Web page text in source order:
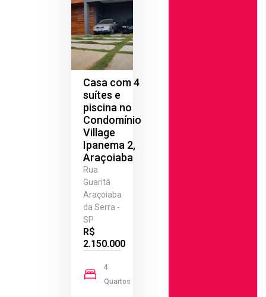
Casa com 4
suítes e
piscina no
Condomínio
Village
Ipanema 2,
Araçoiaba
Rua
Guaritá
Araçoiaba
da Serra -
SP
R$
2.150.000
4
Quartos